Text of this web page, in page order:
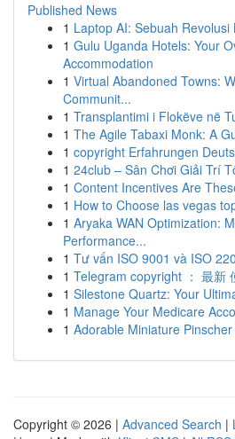
Published News
1 Laptop AI: Sebuah
1 Gulu Uganda Hotels: Your
Accommodation
1 Virtual Abandoned Towns:
Communit...
1 Transplantimi i Flokëve në
1 The Agile Tabaxi Monk: A
1 copyright Erfahrungen
1 24club – Sân Chơi Giải Trí
1 Content Incentives Are
1 How to Choose las vegas
1 Aryaka WAN Optimization:
Performance...
1 Tư vấn ISO 9001 và ISO
1 Telegram copyright ： 最新
1 Silestone Quartz: Your
1 Manage Your Medicare
1 Adorable Miniature
Copyright © 2026 | Advanced Search |